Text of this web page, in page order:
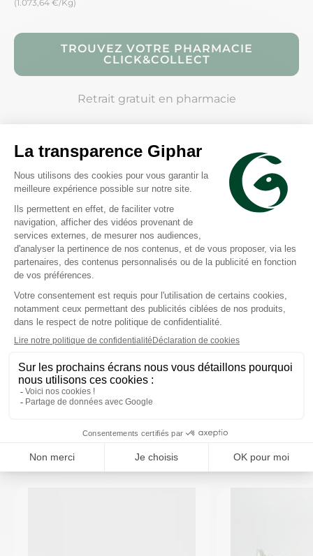
(1.073,64 €/Kg)
TROUVEZ VOTRE PHARMACIE
CLICK&COLLECT
Retrait gratuit en pharmacie
Description
Conseils d'utilisation
Précautions d'emploi
Composition
Caractéristiques
VOUS AIMEREZ AUSSI